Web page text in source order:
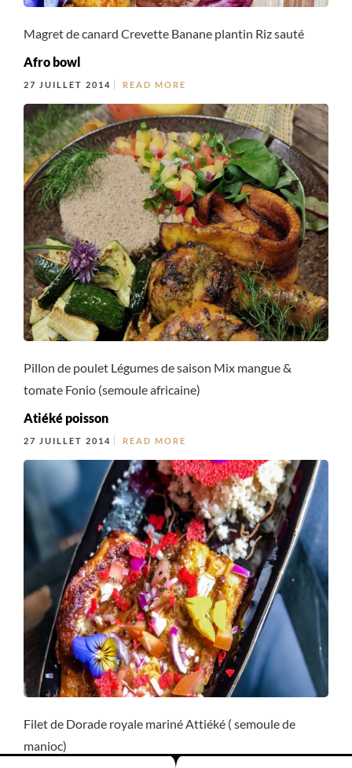
Magret de canard Crevette Banane plantin Riz sauté
Afro bowl
27 JUILLET 2014 READ MORE
Pillon de poulet Légumes de saison Mix mangue &
tomate Fonio (semoule africaine)
Atiéké poisson
27 JUILLET 2014 READ MORE
Filet de Dorade royale mariné Attiéké ( semoule de
manioc)